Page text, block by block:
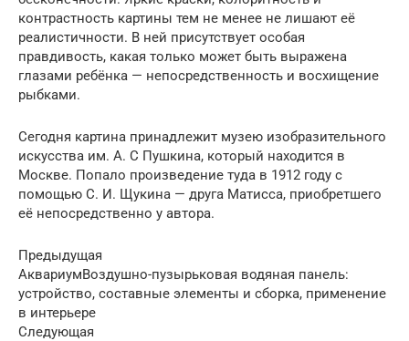
контрастность картины тем не менее не лишают её
реалистичности. В ней присутствует особая
правдивость, какая только может быть выражена
глазами ребёнка — непосредственность и восхищение
рыбками.
Сегодня картина принадлежит музею изобразительного
искусства им. А. С Пушкина, который находится в
Москве. Попало произведение туда в 1912 году с
помощью С. И. Щукина — друга Матисса, приобретшего
её непосредственно у автора.
Предыдущая
АквариумВоздушно-пузырьковая водяная панель:
устройство, составные элементы и сборка, применение
в интерьере
Следующая